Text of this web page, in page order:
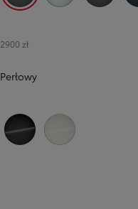
WA1 Land Breeze Green
2900 zł
Perłowy